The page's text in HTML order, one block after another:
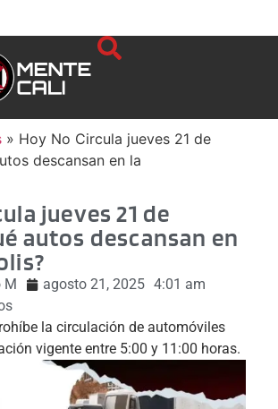
» Hoy No Circula jueves 21 de
descansan en la
jueves 21 de
autos descansan en
M agosto 21, 2025 4:01 am
la circulación de automóviles
vigente entre 5:00 y 11:00 horas.